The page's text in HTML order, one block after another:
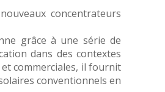
concentrateurs
grâce à une série de
dans des contextes
commerciales, il fournit
conventionnels en